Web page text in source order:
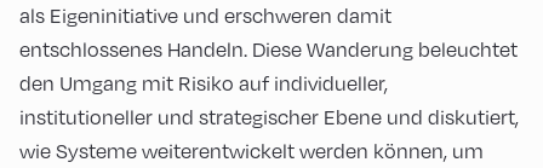
als Eigeninitiative und erschweren damit
entschlossenes Handeln. Diese Wanderung beleuchtet
den Umgang mit Risiko auf individueller,
institutioneller und strategischer Ebene und diskutiert,
wie Systeme weiterentwickelt werden können, um